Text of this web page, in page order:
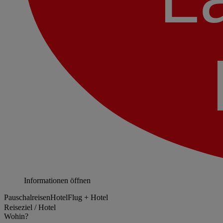
Informationen öffnen
PauschalreisenHotelFlug + Hotel
Reiseziel / Hotel
Wohin?